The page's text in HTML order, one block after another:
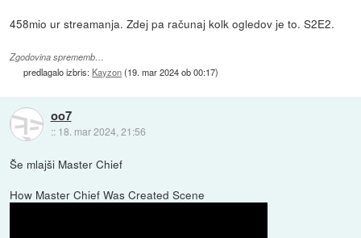
458mio ur streamanja. Zdej pa računaj kolk ogledov je to. S2E2.
Zgodovina sprememb…
predlagalo izbris: Kayzon(19. mar 2024 ob 00:17)
oo7
:: 18. mar 2024, 21:56
Še mlajši Master Chief
How Master Chief Was Created Scene